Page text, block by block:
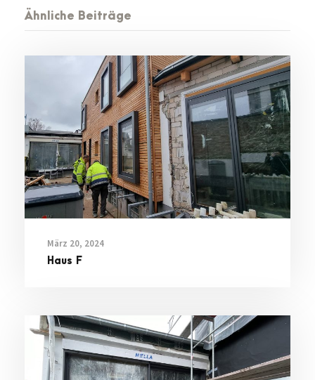
Ähnliche Beiträge
März 20, 2024
Haus F